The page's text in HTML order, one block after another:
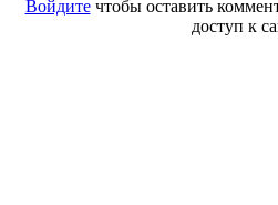
Войдитечтобы оставить
доступ к